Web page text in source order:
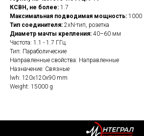
КСВН, не более: 1.7
Максимальная подводимая мощность: 1000
Тип соединителя: 2хN-тип, розетка
Диаметр мачты крепления: 40–60 мм
Частота: 1.1 - 1.7 ГГц
Тип: Параболические
Направленные свойства: Направленные
Назначение: Связные
lwh: 120x120x90 mm
Weight: 15000 g